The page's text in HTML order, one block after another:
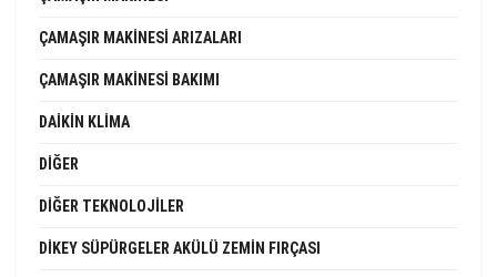
ÇAMAŞIR MAKINESI ARIZALARI
ÇAMAŞIR MAKINESI BAKIMI
DAIKIN KLIMA
DIĞER
DIĞER TEKNOLOJILER
DIKEY SÜPÜRGELER AKÜLÜ ZEMIN FIRÇASI